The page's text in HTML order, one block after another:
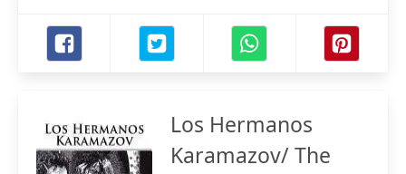
Los Hermanos
Karamazov/ The